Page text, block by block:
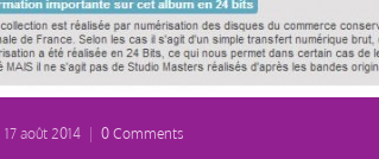
17 août 2014 0 Comments